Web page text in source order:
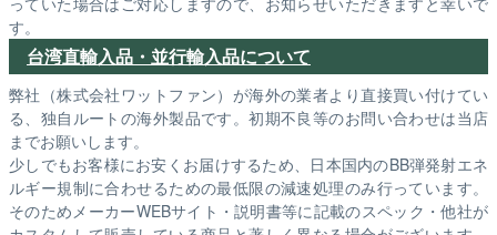
す。
台湾直輸入品・並行輸入品について
弊社（株式会社ワットファン）が海外の業者より直接買い付けてい
る、独自ルートの海外製品です。初期不良等のお問い合わせは当店
までお願いします。
少しでもお客様にお安くお届けするため、日本国内のBB弾発射エネ
ルギー規制に合わせるための最低限の減速処理のみ行っています。
そのためメーカーWEBサイト・説明書等に記載のスペック・他社が